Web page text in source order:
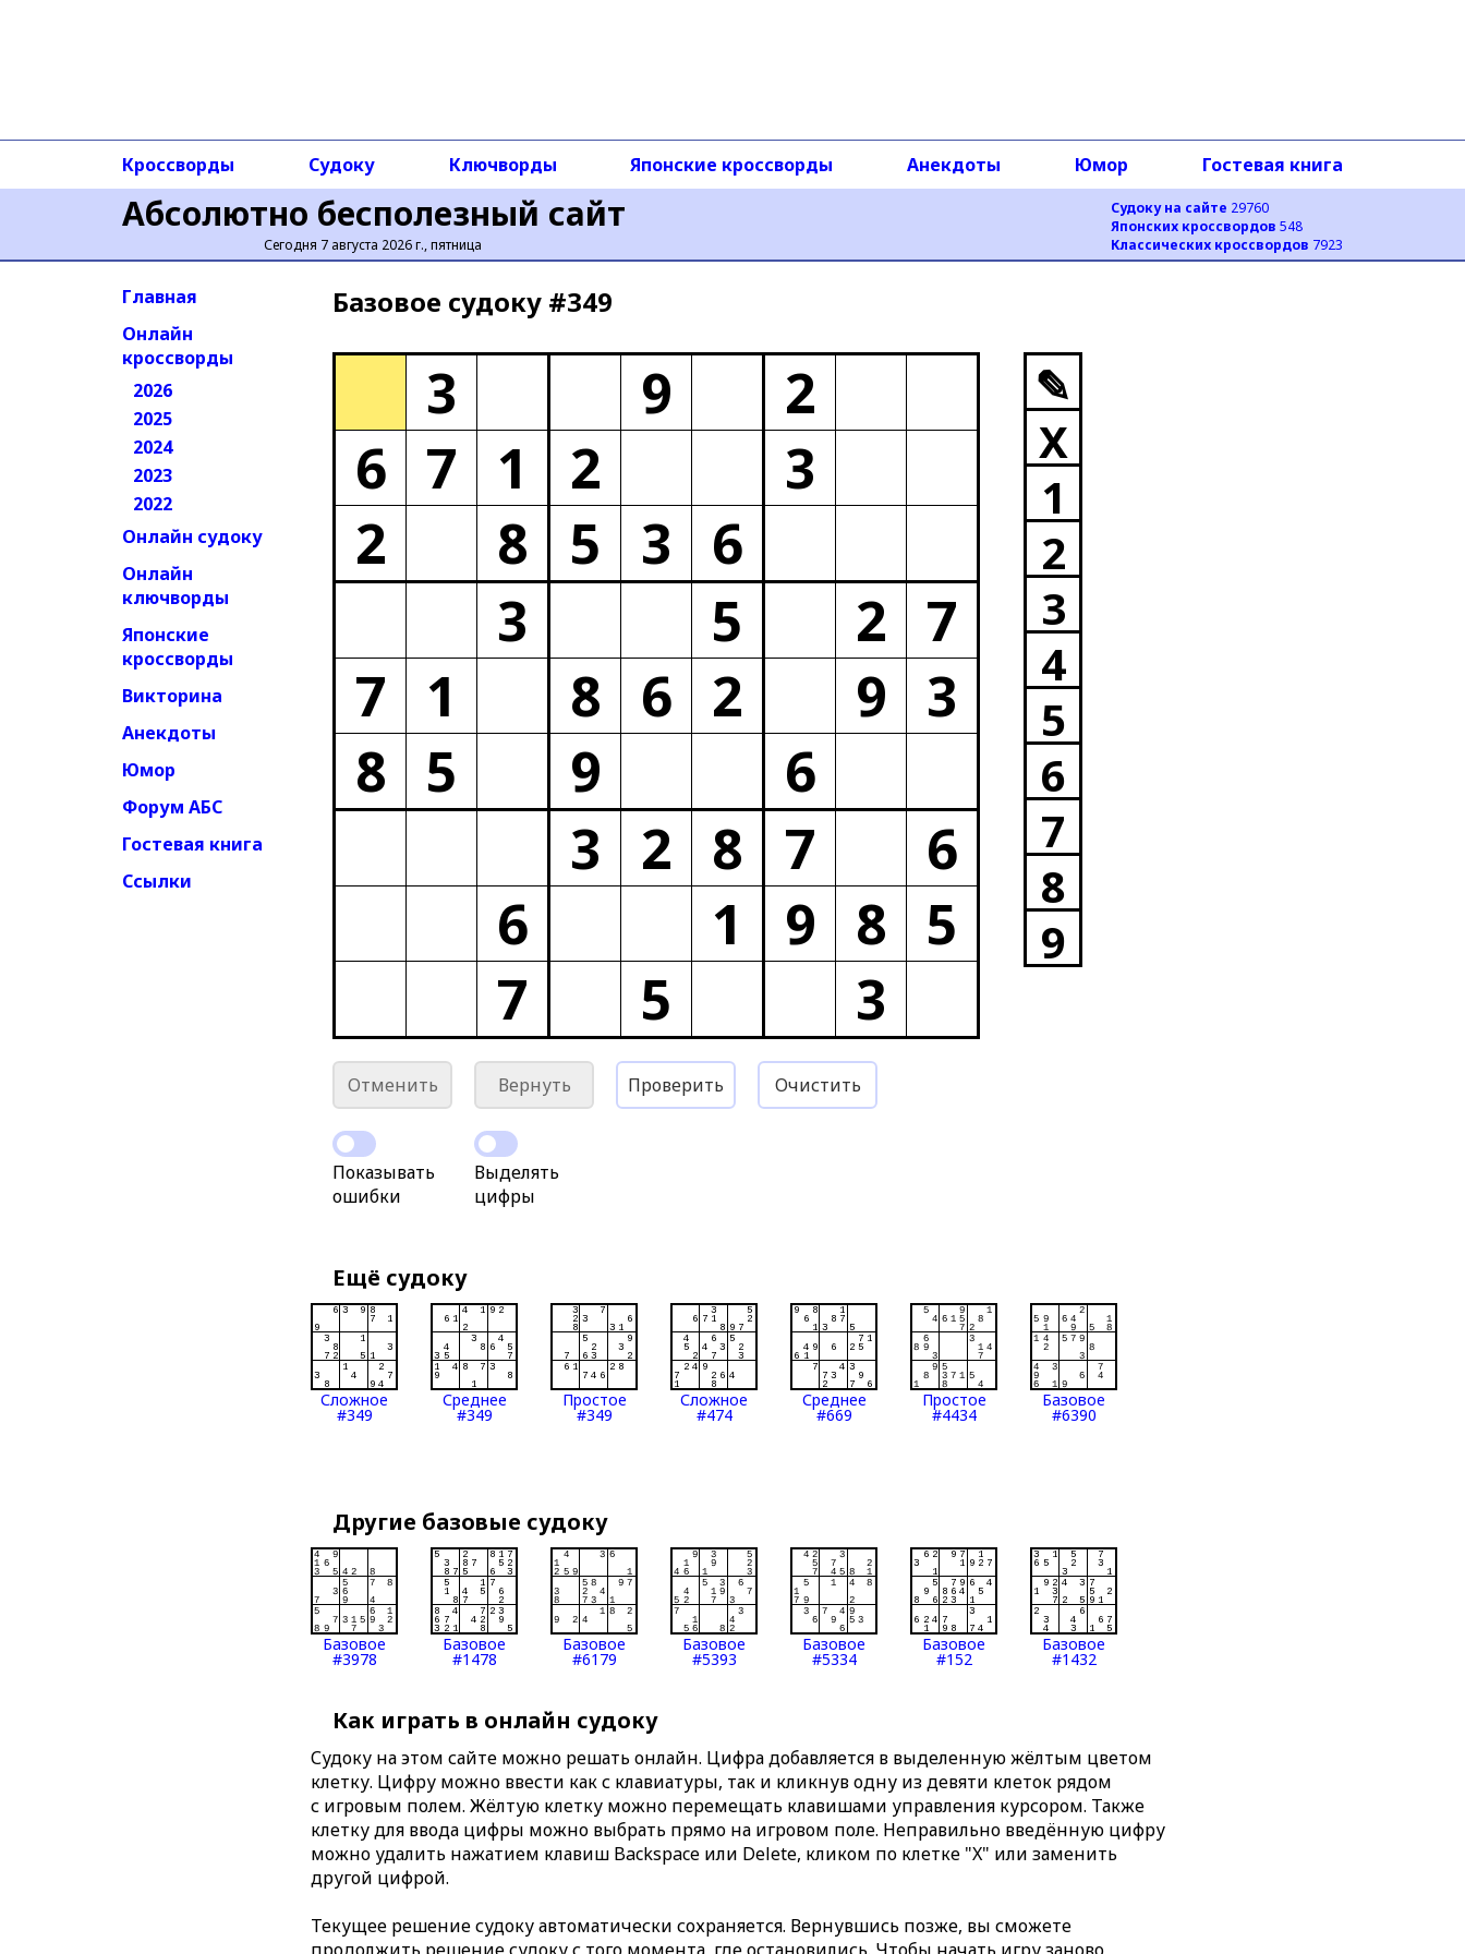
Абсолютно бесполезный сайт
Сегодня 7 августа 2026 г., пятница
Судоку на сайте 29760
Японских кроссвордов 548
Классических кроссвордов 7923
Кроссворды Судоку Ключворды Японские кроссворды Анекдоты Юмор Гостевая книга
Главная
Онлайн
кроссворды
2026
2025
2024
2023
2022
Онлайн судоку
Онлайн
ключворды
Японские
кроссворды
Викторина
Анекдоты
Юмор
Форум АБС
Гостевая книга
Ссылки
Базовое cудоку #349
3 9
2
6 7 1 2
3
2
8 5 3
6
3
5 2 7
7
1 8 6 2 9 3
8 5 9
6
3
2 8 7
6
6
1 9 8 5
7
5 3
✎
X
1
2
3
4
5
6
7
8
9
Отменить Вернуть Проверить Очистить
Показывать
ошибки
Выделять
цифры
Ещё судоку
Сложное
#349
Среднее
#349
Простое
#349
Сложное
#474
Среднее
#669
Простое
#4434
Базовое
#6390
Другие базовые судоку
Базовое
#3978
Базовое
#1478
Базовое
#6179
Базовое
#5393
Базовое
#5334
Базовое
#152
Базовое
#1432
Как играть в онлайн судоку
Судоку на этом сайте можно решать онлайн. Цифра добавляется в выделенную жёлтым цветом
клетку. Цифру можно ввести как с клавиатуры, так и кликнув одну из девяти клеток рядом
с игровым полем. Жёлтую клетку можно перемещать клавишами управления курсором. Также
клетку для ввода цифры можно выбрать прямо на игровом поле. Неправильно введённую цифру
можно удалить нажатием клавиш Backspace или Delete, кликом по клетке "X" или заменить
другой цифрой.
Текущее решение судоку автоматически сохраняется. Вернувшись позже, вы сможете